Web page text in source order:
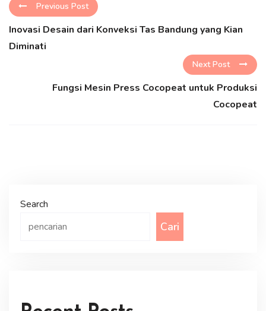
Previous Post
Inovasi Desain dari Konveksi Tas Bandung yang Kian
Diminati
Next Post
Fungsi Mesin Press Cocopeat untuk Produksi
Cocopeat
Search
Cari